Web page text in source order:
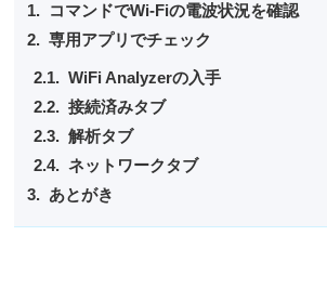
コマンドでWi-Fiの電波状況を確認
専用アプリでチェック
WiFi Analyzerの入手
接続済みタブ
解析タブ
ネットワークタブ
あとがき